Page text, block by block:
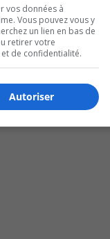
vos données à
Vous pouvez vous y
un lien en bas de
retirer votre
de confidentialité.
Autoriser